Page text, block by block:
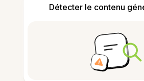
Détecter le contenu